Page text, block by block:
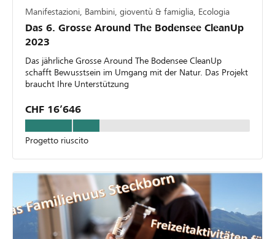
Manifestazioni, Bambini, gioventù & famiglia, Ecologia
Das 6. Grosse Around The Bodensee CleanUp
2023
Das jährliche Grosse Around The Bodensee CleanUp
schafft Bewusstsein im Umgang mit der Natur. Das Projekt
braucht Ihre Unterstützung
CHF 16’646
Progetto riuscito